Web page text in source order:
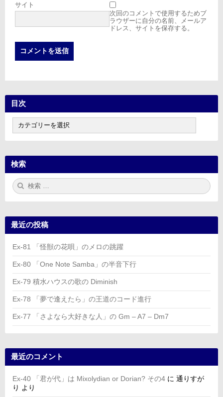
サイト
次回のコメントで使用するためブ
ラウザーに自分の名前、メールア
ドレス、サイトを保存する。
目次
次
検索
検
索:
最近の投稿
Ex-81 「怪獣の花唄」のメロの跳躍
Ex-80 「One Note Samba」の半音下行
Ex-79 積水ハウスの歌の Diminish
Ex-78 「夢で逢えたら」の王道のコード進行
Ex-77 「さよなら大好きな人」の Gm – A7 – Dm7
最近のコメント
Ex-40 「君が代」は Mixolydian or Dorian? その4 に 通りすが
り より